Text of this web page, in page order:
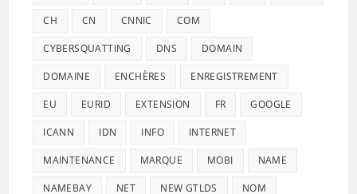
CH CN CNNIC COM
CYBERSQUATTING DNS DOMAIN
DOMAINE ENCHÈRES ENREGISTREMENT
EU EURID EXTENSION FR GOOGLE
ICANN IDN INFO INTERNET
MAINTENANCE MARQUE MOBI NAME
NAMEBAY NET NEW GTLDS NOM